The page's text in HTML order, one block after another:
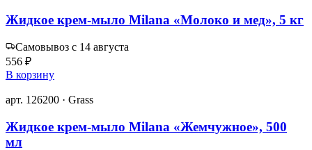
Жидкое крем-мыло Milana «Молоко и мед», 5 кг
Самовывоз с 14 августа
556 ₽
В корзину
арт. 126200 · Grass
Жидкое крем-мыло Milana «Жемчужное», 500
мл